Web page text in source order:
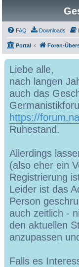
FAQ Downloads
Portal Foren-
Liebe alle,
nach langen
auch das
https://
Ruhestand.
Allerdings
(also eher ein
Registrierung
Leider ist das
Person
auch zeitlich -
den aktuellen
anzupassen
Falls es